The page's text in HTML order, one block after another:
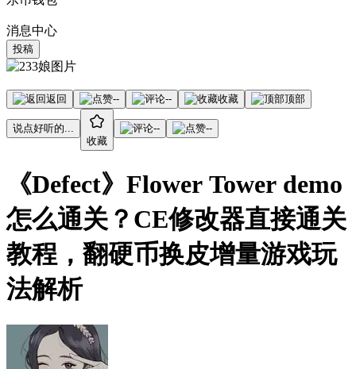
消息中心
投稿
返回 -- -- 收藏 顶部
说点好听的...
收藏
-- --
《Defect》Flower Tower demo
怎么通关？CE修改器直接通关
教程，翻硬币换皮增量游戏玩
法解析